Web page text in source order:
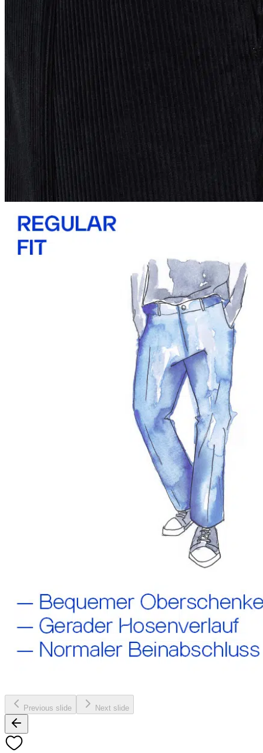
Previous slide Next slide